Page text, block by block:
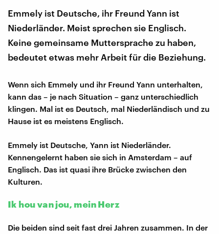
Emmely ist Deutsche, ihr Freund Yann ist
Niederländer. Meist sprechen sie Englisch.
Keine gemeinsame Muttersprache zu haben,
bedeutet etwas mehr Arbeit für die Beziehung.
Wenn sich Emmely und ihr Freund Yann unterhalten,
kann das – je nach Situation – ganz unterschiedlich
klingen. Mal ist es Deutsch, mal Niederländisch und zu
Hause ist es meistens Englisch.
Emmely ist Deutsche, Yann ist Niederländer.
Kennengelernt haben sie sich in Amsterdam – auf
Englisch. Das ist quasi ihre Brücke zwischen den
Kulturen.
Ik hou van jou, mein Herz
Die beiden sind seit fast drei Jahren zusammen. In der